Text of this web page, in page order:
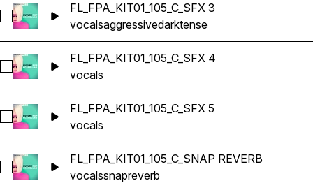
Sélectionnez FL_FPA_KIT01_105_C_SFX 3
FL_FPA_KIT01_105_C_SFX 3
vocalsaggressivedarktense
Sélectionnez FL_FPA_KIT01_105_C_SFX 4
FL_FPA_KIT01_105_C_SFX 4
vocals
Sélectionnez FL_FPA_KIT01_105_C_SFX 5
FL_FPA_KIT01_105_C_SFX 5
vocals
Sélectionnez FL_FPA_KIT01_105_C_SNAP REVERB
FL_FPA_KIT01_105_C_SNAP REVERB
vocalssnapreverb